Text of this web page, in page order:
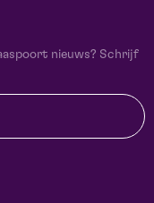
nieuws? Schrijf